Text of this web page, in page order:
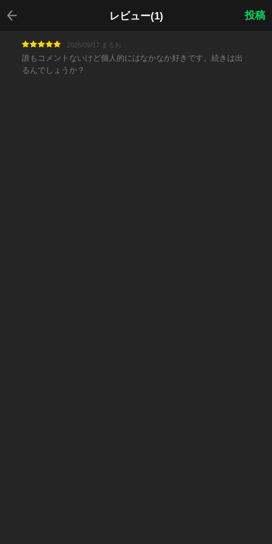
レビュー(1)
戻る
投稿
2025/09/17 まるお
誰もコメントないけど個人的にはなかなか好きです。続きは出
るんでしょうか？